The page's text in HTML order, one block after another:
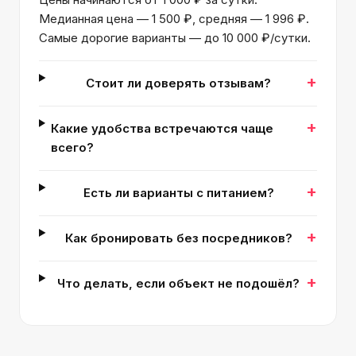
Медианная цена — 1 500 ₽, средняя — 1 996 ₽.
Самые дорогие варианты — до 10 000 ₽/сутки.
Стоит ли доверять отзывам? +
Какие удобства встречаются чаще
всего?
+
Есть ли варианты с питанием? +
Как бронировать без посредников? +
Что делать, если объект не подошёл? +